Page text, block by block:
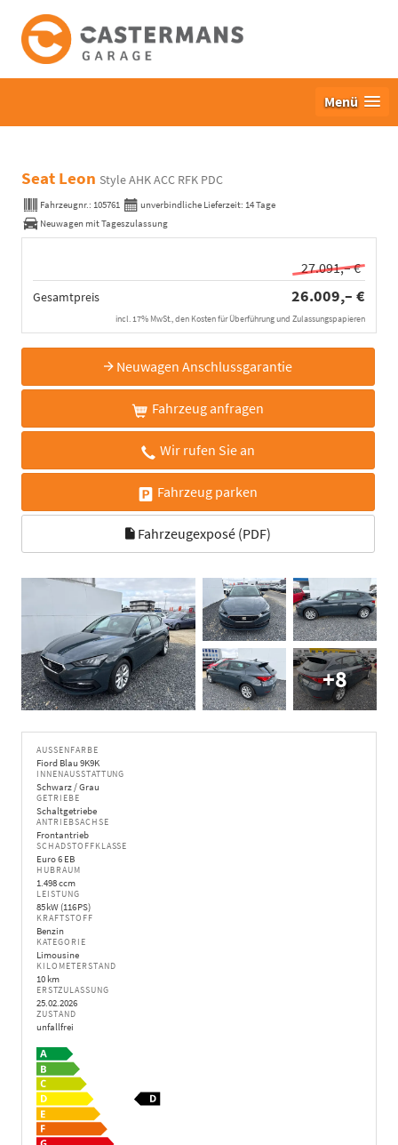
Menü
Seat Leon Style AHK ACC RFK PDC
Fahrzeugnr.: 105761 unverbindliche Lieferzeit: 14 Tage
Neuwagen mit Tageszulassung
27.091,– €
Gesamtpreis 26.009,– €
incl. 17% MwSt., den Kosten für Überführung und Zulassungspapieren
Neuwagen Anschlussgarantie
Fahrzeug anfragen
Wir rufen Sie an
Fahrzeug parken
Fahrzeugexposé (PDF)
+8
AUSSENFARBE
Fiord Blau 9K9K
INNENAUSSTATTUNG
Schwarz / Grau
GETRIEBE
Schaltgetriebe
ANTRIEBSACHSE
Frontantrieb
SCHADSTOFFKLASSE
Euro 6 EB
HUBRAUM
1.498 ccm
LEISTUNG
85 kW (116 PS)
KRAFTSTOFF
Benzin
KATEGORIE
Limousine
KILOMETERSTAND
10 km
ERSTZULASSUNG
25.02.2026
ZUSTAND
unfallfrei